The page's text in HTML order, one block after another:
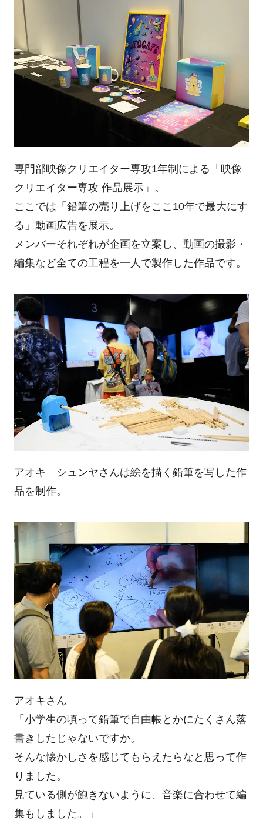
専門部映像クリエイター専攻1年制による「映像
クリエイター専攻 作品展示」。
ここでは「鉛筆の売り上げをここ10年で最大にす
る」動画広告を展示。
メンバーそれぞれが企画を立案し、動画の撮影・
編集など全ての工程を一人で製作した作品です。
アオキ シュンヤさんは絵を描く鉛筆を写した作
品を制作。
アオキさん
「小学生の頃って鉛筆で自由帳とかにたくさん落
書きしたじゃないですか。
そんな懐かしさを感じてもらえたらなと思って作
りました。
見ている側が飽きないように、音楽に合わせて編
集もしました。」